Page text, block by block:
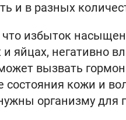
и в разных
что избыток
и яйцах, негативно
вызвать
состояния кожи и
нужны организму